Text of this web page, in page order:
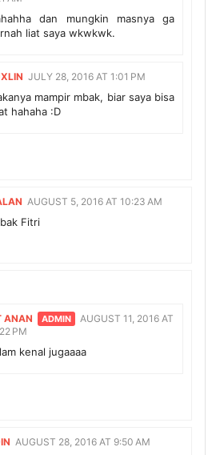
dan mungkin masnya ga
liat saya wkwkwk.
JULY 28, 2016 AT 1:01 PM
mampir mbak, biar saya bisa
hahaha :D
AUGUST 5, 2016 AT 10:23 AM
Fitri
ANAN
AUGUST 11, 2016 AT
PM
kenal jugaaaa
AUGUST 28, 2016 AT 9:50 AM